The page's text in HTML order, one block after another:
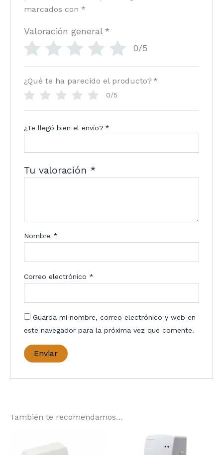
marcados con *
Valoración general *
0/5
¿Qué te ha parecido el producto?*
0/5
¿Te llegó bien el envío? *
Tu valoración *
Nombre *
Correo electrónico *
Guarda mi nombre, correo electrónico y web en
este navegador para la próxima vez que comente.
También te recomendamos…